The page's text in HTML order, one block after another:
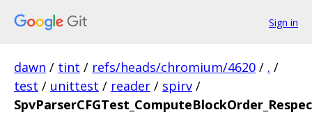
Sign in
dawn / tint / refs/heads/chromium/4620 / . /
test / unittest / reader / spirv /